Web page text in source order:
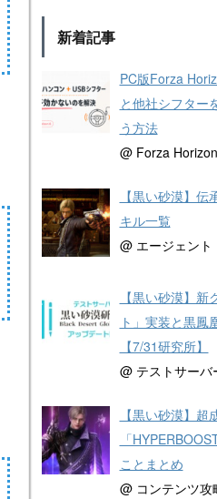
新着記事
PC版Forza
と他社シフター
う方法
@ Forza
【黒い砂漠】
キル一覧
@ エージェント
【黒い砂漠】
ト」実装と黒鳳
【7/31研究所】
@ テストサーバ
【黒い砂漠】超
「
ことまとめ
@ コンテンツ攻